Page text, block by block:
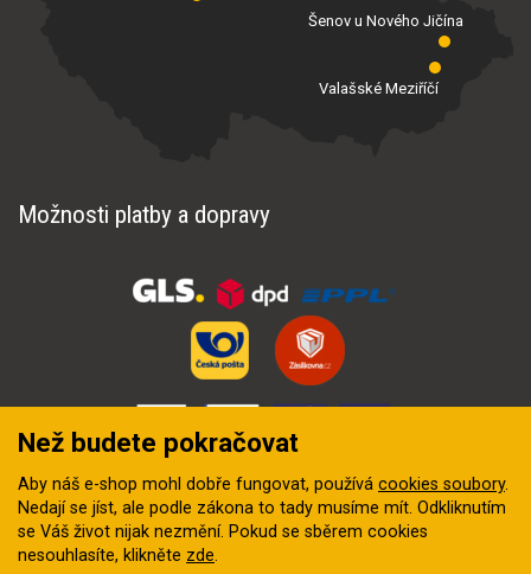
Valašské Meziříčí
Šenov u Nového Jičína
Možnosti platby a dopravy
Než budete pokračovat
Aby náš e-shop mohl dobře fungovat, používá cookies soubory.
Nedají se jíst, ale podle zákona to tady musíme mít. Odkliknutím
se Váš život nijak nezmění. Pokud se sběrem cookies
nesouhlasíte, klikněte zde.